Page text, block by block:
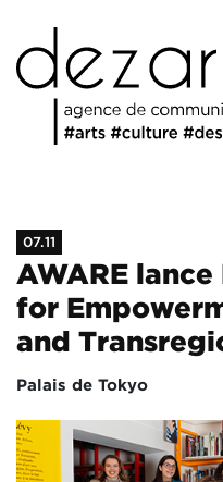
07.11
AWARE
for
and
Palais de Tokyo